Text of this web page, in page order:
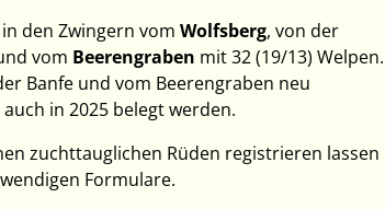
den Zwingern vom Wolfsberg, von der
vom Beerengraben mit 32 (19/13) Welpen.
Banfe und vom Beerengraben neu
in 2025 belegt werden.
zuchttauglichen Rüden registrieren lassen
Formulare.